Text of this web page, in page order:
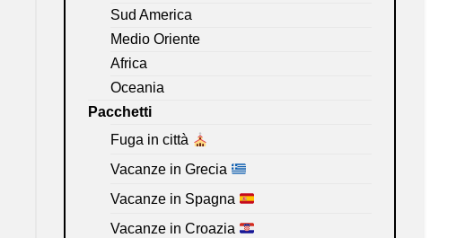
Sud America
Medio Oriente
Africa
Oceania
Pacchetti
Fuga in città
Vacanze in Grecia
Vacanze in Spagna
Vacanze in Croazia